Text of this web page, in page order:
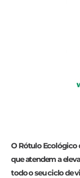
O Rótulo Ecológico
que atendem a
todo o seu ciclo de